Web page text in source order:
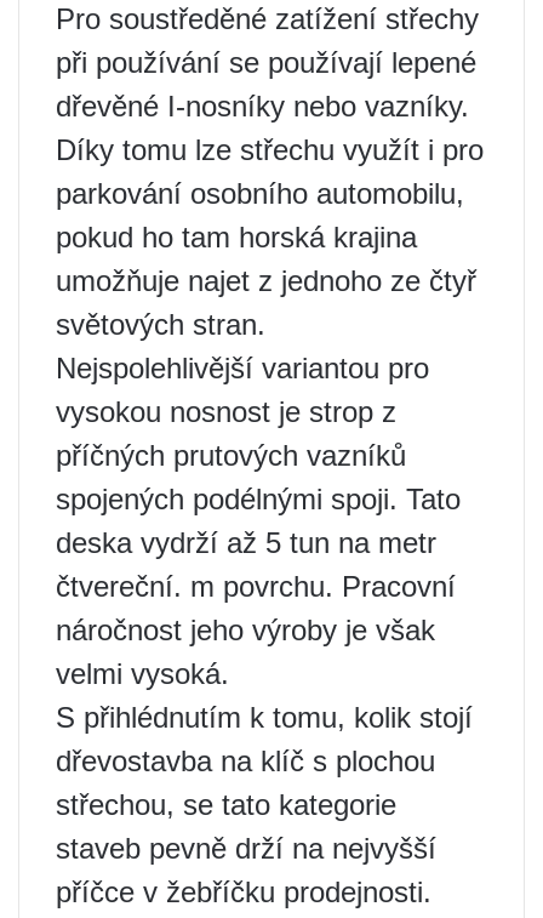
Pro soustředěné zatížení střechy
při používání se používají lepené
dřevěné I-nosníky nebo vazníky.
Díky tomu lze střechu využít i pro
parkování osobního automobilu,
pokud ho tam horská krajina
umožňuje najet z jednoho ze čtyř
světových stran.
Nejspolehlivější variantou pro
vysokou nosnost je strop z
příčných prutových vazníků
spojených podélnými spoji. Tato
deska vydrží až 5 tun na metr
čtvereční. m povrchu. Pracovní
náročnost jeho výroby je však
velmi vysoká.
S přihlédnutím k tomu, kolik stojí
dřevostavba na klíč s plochou
střechou, se tato kategorie
staveb pevně drží na nejvyšší
příčce v žebříčku prodejnosti.